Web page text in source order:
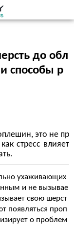
до обл
способы р
это не пр
стресс влияет
ухаживающих
и не вызывае
свою шерст
появляться проп
о проблем